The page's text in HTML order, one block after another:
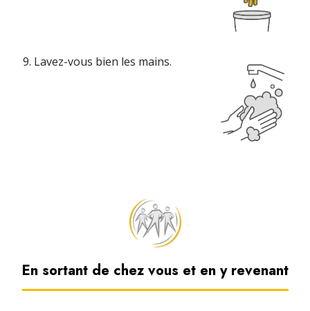
Lavez-vous bien les mains.
En sortant de chez vous et en y revenant